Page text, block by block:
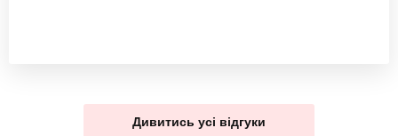
Дивитись усі відгуки